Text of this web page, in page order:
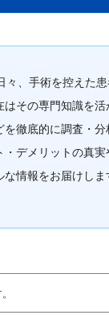
、手術を控えた
その専門知識を
徹底的に調査・
デメリットの真
情報をお届けしま